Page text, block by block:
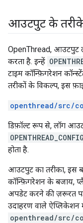
आउटपुट के
OpenThread, आउटपुट
करता है. इन्हें
टाइम कॉन्फ़िगरेशन
तरीकों के विकल्प, इस
openthread/src/
डिफ़ॉल्ट रूप से, लॉग
होता है.
आउटपुट का तरीका, इस
कॉन्फ़िगरेशन के बजाय,
अपडेट करने की ज़रूरत
उदाहरण वाले
openthread/src/